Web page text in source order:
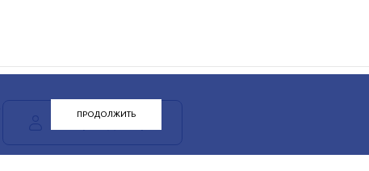
ЛК арендатора
ПРОДОЛЖИТЬ